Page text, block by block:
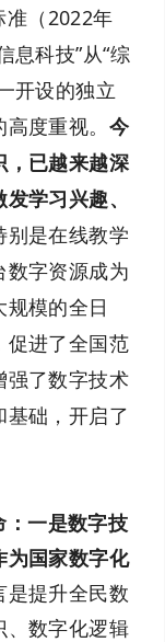
准（2022年
息科技”从“综
开设的独立
度重视。 今
，已越来越深
学习兴趣、
别是在线教学
数字资源成为
模的全日
促进了全国范
强了数字技术
础，开启了
一是数字技
为国家数字化
是提升全民数
、数字化逻辑